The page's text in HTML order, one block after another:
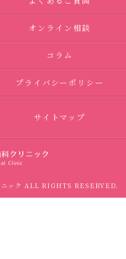
オンライン相談
コラム
プライバシーポリシー
サイトマップ
ニック ALL RIGHTS RESERVED.